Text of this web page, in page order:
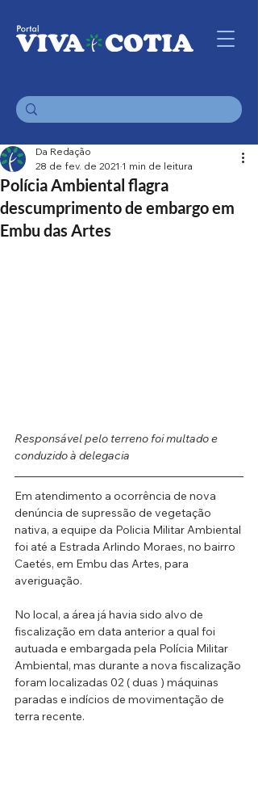
Polícia Ambiental flagra
descumprimento de embargo em
Embu das Artes
Da Redação
28 de fev. de 2021 1 min de leitura
Responsável pelo terreno foi multado e
conduzido à delegacia
Em atendimento a ocorrência de nova
denúncia de supressão de vegetação
nativa, a equipe da Policia Militar Ambiental
foi até a Estrada Arlindo Moraes, no bairro
Caetés, em Embu das Artes, para
averiguação.
No local, a área já havia sido alvo de
fiscalização em data anterior a qual foi
autuada e embargada pela Polícia Militar
Ambiental, mas durante a nova fiscalização
foram localizadas 02 ( duas ) máquinas
paradas e indícios de movimentação de
terra recente.